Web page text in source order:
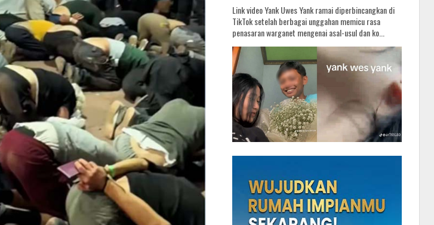
Link video Yank Uwes Yank ramai diperbincangkan di
TikTok setelah berbagai unggahan memicu rasa
penasaran warganet mengenai asal-usul dan ko...